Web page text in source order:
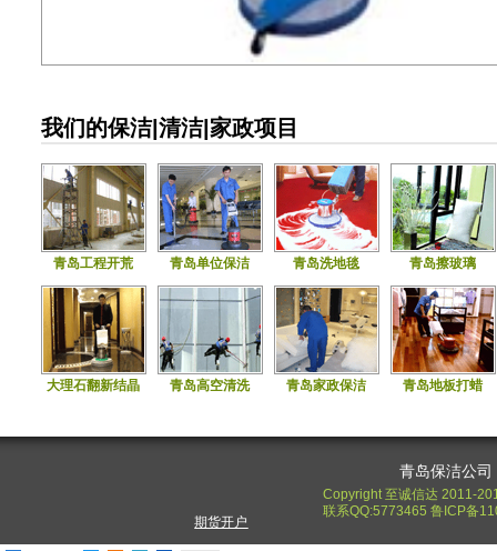
我们的保洁|清洁|家政项目
青岛工程开荒 青岛单位保洁 青岛洗地毯 青岛擦玻璃
大理石翻新结晶 青岛高空清洗 青岛家政保洁 青岛地板打蜡
青岛保洁公司
Copyright 至诚信达 2011-
联系QQ:5773465 鲁ICP备
期货开户